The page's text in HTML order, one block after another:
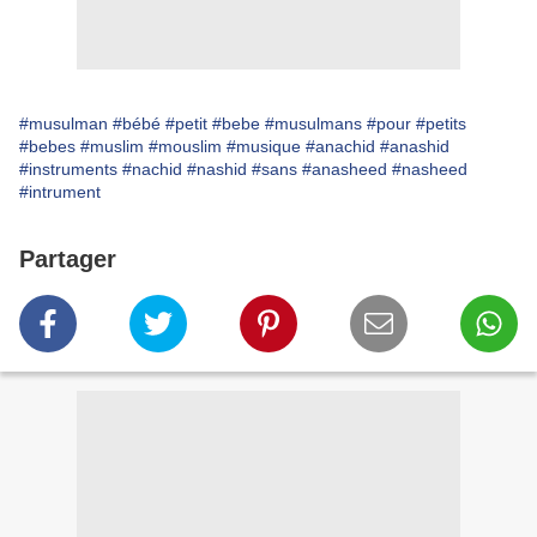
#musulman #bébé #petit #bebe #musulmans #pour #petits
#bebes #muslim #mouslim #musique #anachid #anashid
#instruments #nachid #nashid #sans #anasheed #nasheed
#intrument
Partager